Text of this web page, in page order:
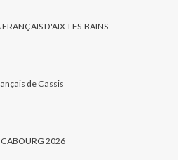
D'AIX-LES-BAINS
de Cassis
CABOURG 2026